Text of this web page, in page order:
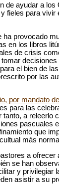
de ayudar a
fieles para vivir
ha provocado
en los libros
de crisis
el bien de
por las
por mandato
para las
a releerlo
pascuales
que
más
a
se han
y privilegiar
asistir a su